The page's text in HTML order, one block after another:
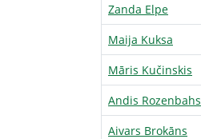
Zanda Elpe
Maija Kuksa
Māris Kučinskis
Andis Rozenbahs
Aivars Brokāns